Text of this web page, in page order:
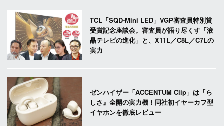
TCL「SQD-Mini LED」VGP審査員特別賞
受賞記念座談会。審査員が語り尽くす「液
晶テレビの進化」と、X11L／C8L／C7Lの
実力
ゼンハイザー「ACCENTUM Clip」は『ら
しさ』全開の実力機！同社初イヤーカフ型
イヤホンを徹底レビュー